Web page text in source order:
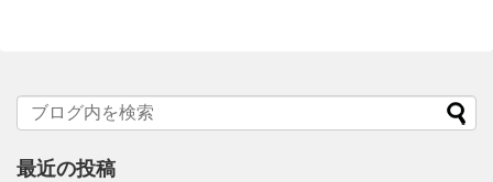
最近の投稿